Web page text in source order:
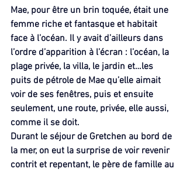
Mae, pour être un brin toquée, était une
femme riche et fantasque et habitait
face à l’océan. Il y avait d’ailleurs dans
l’ordre d’apparition à l’écran : l’océan, la
plage privée, la villa, le jardin et…les
puits de pétrole de Mae qu’elle aimait
voir de ses fenêtres, puis et ensuite
seulement, une route, privée, elle aussi,
comme il se doit.
Durant le séjour de Gretchen au bord de
la mer, on eut la surprise de voir revenir
contrit et repentant, le père de famille au